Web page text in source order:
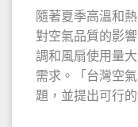
隨著夏季高溫和
對空氣品質的影
調和風扇使用量
需求。「台灣空
題，並提出可行